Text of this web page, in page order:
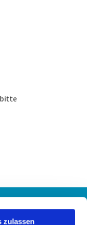
zulassen
bitte